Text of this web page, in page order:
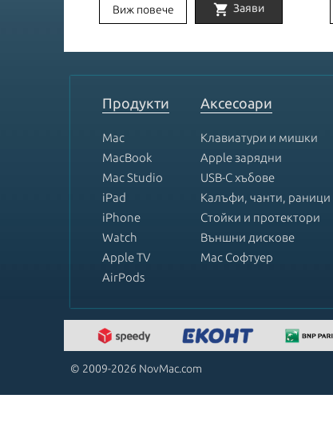
Виж повече shopping_cart Заяви
1
Продукти
Mac
MacBook
Mac Studio
iPad
iPhone
Watch
Apple TV
AirPods
Аксесоари
Клавиатури и мишки
Apple зарядни
USB-C хъбове
Калъфи, чанти, раници
Стойки и протектори
Външни дискове
Mac Софтуер
© 2009-2026 NovMac.com